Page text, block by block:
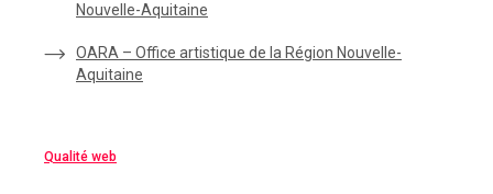
Nouvelle-Aquitaine
OARA – Office artistique de la Région Nouvelle-
Aquitaine
Qualité web